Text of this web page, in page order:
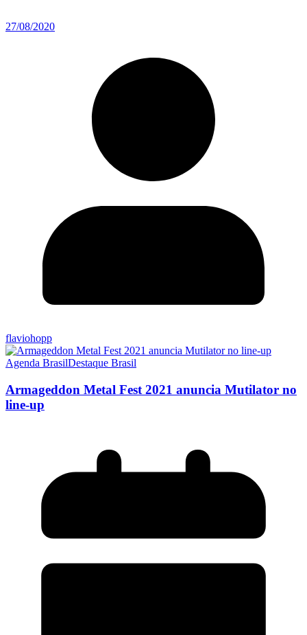
27/08/2020
flaviohopp
Agenda BrasilDestaque Brasil
Armageddon Metal Fest 2021 anuncia Mutilator no
line-up